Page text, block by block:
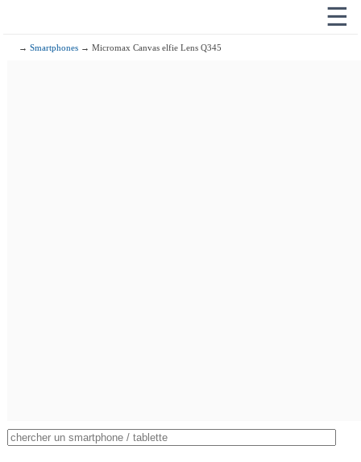
☰
→Smartphones → Micromax Canvas elfie Lens Q345